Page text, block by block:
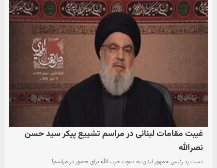
غیبت مقامات لبنانی در مراسم تشییع پیکر سید حسن
نصرالله
دست رد رئیس جمهور لبنان به دعوت حزب الله برای حضور در مراسم!